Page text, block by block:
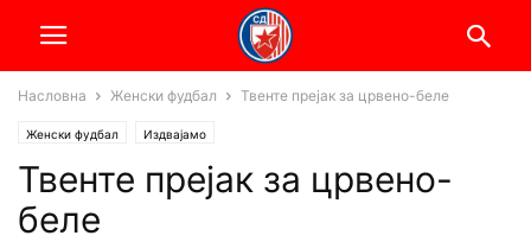
Насловна Женски фудбал Твенте прејак за црвено-беле
Женски фудбал Издвајамо
Твенте прејак за црвено-
беле